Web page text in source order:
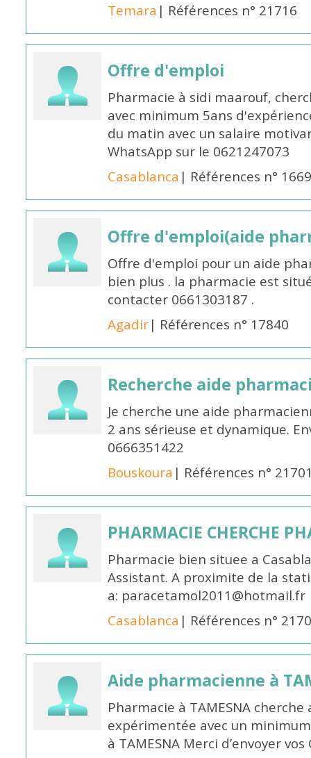
Temara | Références n° 21716
Offre d'emploi
Pharmacie à sidi maarouf,
avec minimum 5ans
du matin avec un salaire
WhatsApp sur le 0621247073
Casablanca | Références n°
Offre d'emploi(aide
Offre d'emploi pour un aide
bien plus . la pharmacie est
contacter 0661303187 .
Agadir| Références n° 17840
Recherche aide
Je cherche une aide
2 ans sérieuse et dynamique.
0666351422
Bouskoura | Références n°
PHARMACIE CHERCHE
Pharmacie bien situee a
Assistant. A proximite de la
a: paracetamol2011@hotmail.fr
Casablanca | Références n°
Aide pharmacienne à
Pharmacie à TAMESNA
expérimentée avec un
à TAMESNA Merci d’envoyer